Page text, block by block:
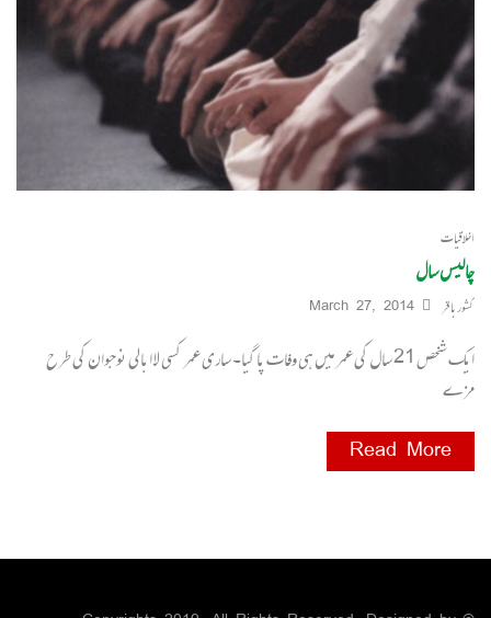
اخلاقیات
چالیس سال
کشور باقر March 27, 2014
ایک شخص 21 سال کی عمر میں ہی وفات پا گیا۔ ساری عمر کسی لا ابالی نوجوان کی طرح
مزے
Read More